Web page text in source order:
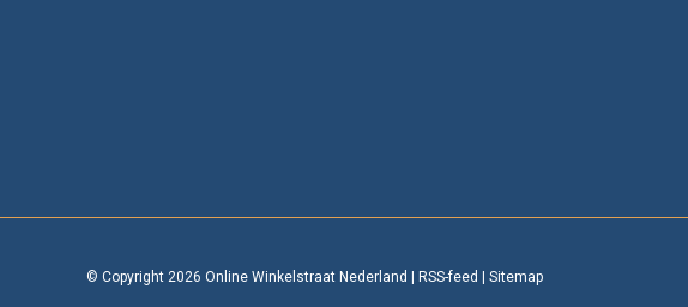
© Copyright 2026 Online Winkelstraat Nederland | RSS-feed | Sitemap